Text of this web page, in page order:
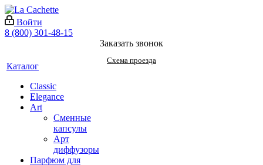
Войти
8 (800) 301-48-15
Заказать звонок
Схема проезда
Каталог
Classic
Elegance
Art
Сменные
капсулы
Арт
диффузоры
Парфюм для